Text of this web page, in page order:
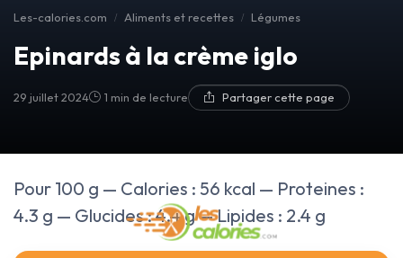
Les-calories.com Aliments et recettes Légumes
Epinards à la crème iglo
29 juillet 2024 1 min de lecture Partager cette page
Pour 100 g — Calories : 56 kcal — Proteines :
4.3 g — Glucides : 4.4 g — Lipides : 2.4 g